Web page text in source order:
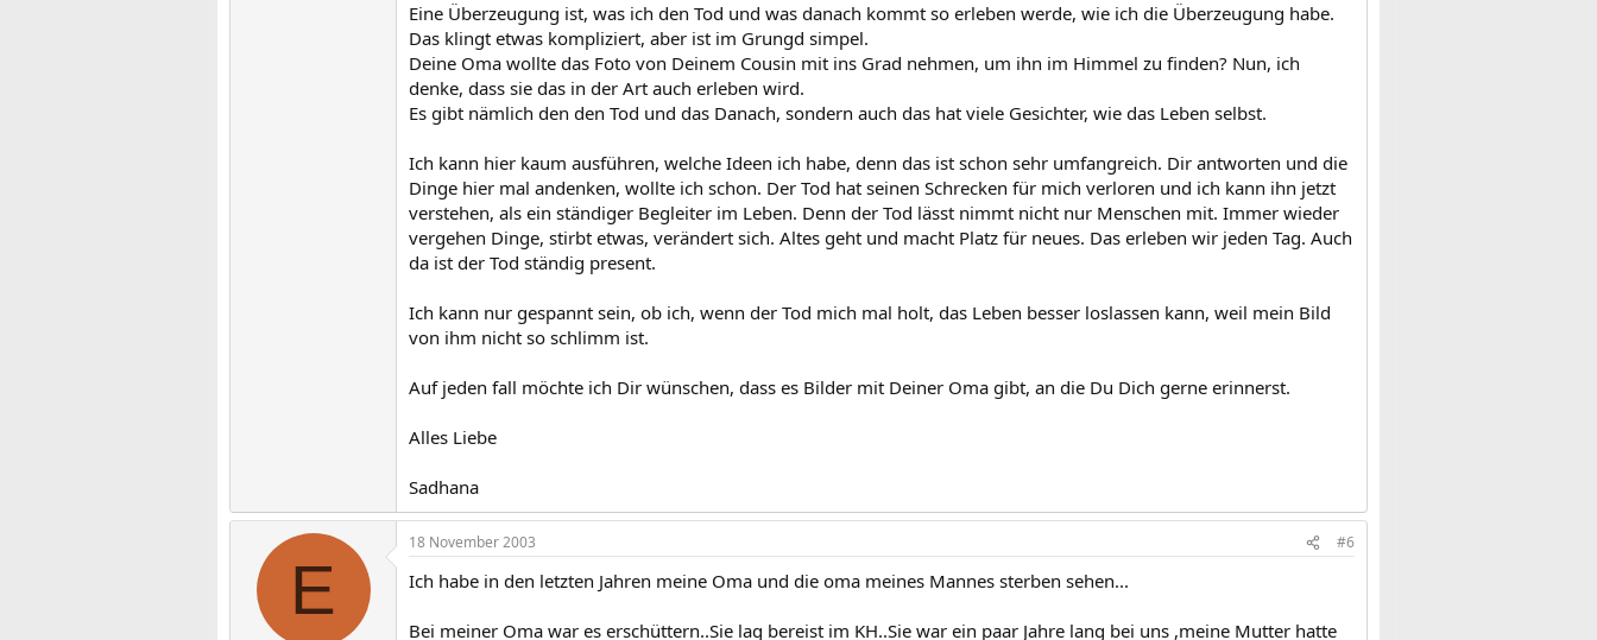
Eine Überzeugung ist, was ich den Tod und was danach kommt so erleben werde, wie ich die Überzeugung habe.
Das klingt etwas kompliziert, aber ist im Grungd simpel.
Deine Oma wollte das Foto von Deinem Cousin mit ins Grad nehmen, um ihn im Himmel zu finden? Nun, ich
denke, dass sie das in der Art auch erleben wird.
Es gibt nämlich den den Tod und das Danach, sondern auch das hat viele Gesichter, wie das Leben selbst.
Ich kann hier kaum ausführen, welche Ideen ich habe, denn das ist schon sehr umfangreich. Dir antworten und die
Dinge hier mal andenken, wollte ich schon. Der Tod hat seinen Schrecken für mich verloren und ich kann ihn jetzt
verstehen, als ein ständiger Begleiter im Leben. Denn der Tod lässt nimmt nicht nur Menschen mit. Immer wieder
vergehen Dinge, stirbt etwas, verändert sich. Altes geht und macht Platz für neues. Das erleben wir jeden Tag. Auch
da ist der Tod ständig present.
Ich kann nur gespannt sein, ob ich, wenn der Tod mich mal holt, das Leben besser loslassen kann, weil mein Bild
von ihm nicht so schlimm ist.
Auf jeden fall möchte ich Dir wünschen, dass es Bilder mit Deiner Oma gibt, an die Du Dich gerne erinnerst.
Alles Liebe
Sadhana
E
18 November 2003 #6
Ich habe in den letzten Jahren meine Oma und die oma meines Mannes sterben sehen...
Bei meiner Oma war es erschüttern..Sie lag bereist im KH..Sie war ein paar Jahre lang bei uns ,meine Mutter hatte